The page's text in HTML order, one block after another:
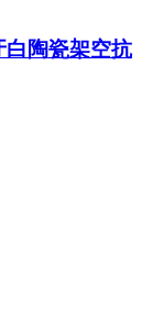
白陶瓷架空抗